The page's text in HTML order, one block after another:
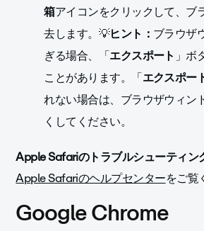
箱アイコンをクリックして、 ブ
去します。 💡ヒント： ブラウザ
ぎる場合、「エクスポート 」ボ
ことがあります。「エクスポー
れない場合は、ブラウザウィン
くしてください。
Apple Safariのトラブルシューティン
Apple Safariのヘルプセンターをご覧
Google Chrome